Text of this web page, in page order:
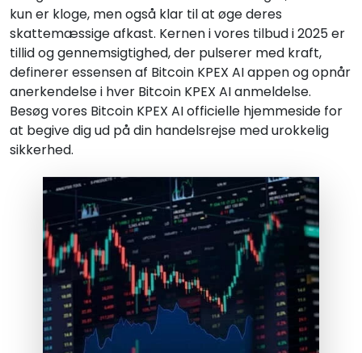
kun er kloge, men også klar til at øge deres
skattemæssige afkast. Kernen i vores tilbud i 2025 er
tillid og gennemsigtighed, der pulserer med kraft,
definerer essensen af Bitcoin KPEX AI appen og opnår
anerkendelse i hver Bitcoin KPEX AI anmeldelse.
Besøg vores Bitcoin KPEX AI officielle hjemmeside for
at begive dig ud på din handelsrejse med urokkelig
sikkerhed.